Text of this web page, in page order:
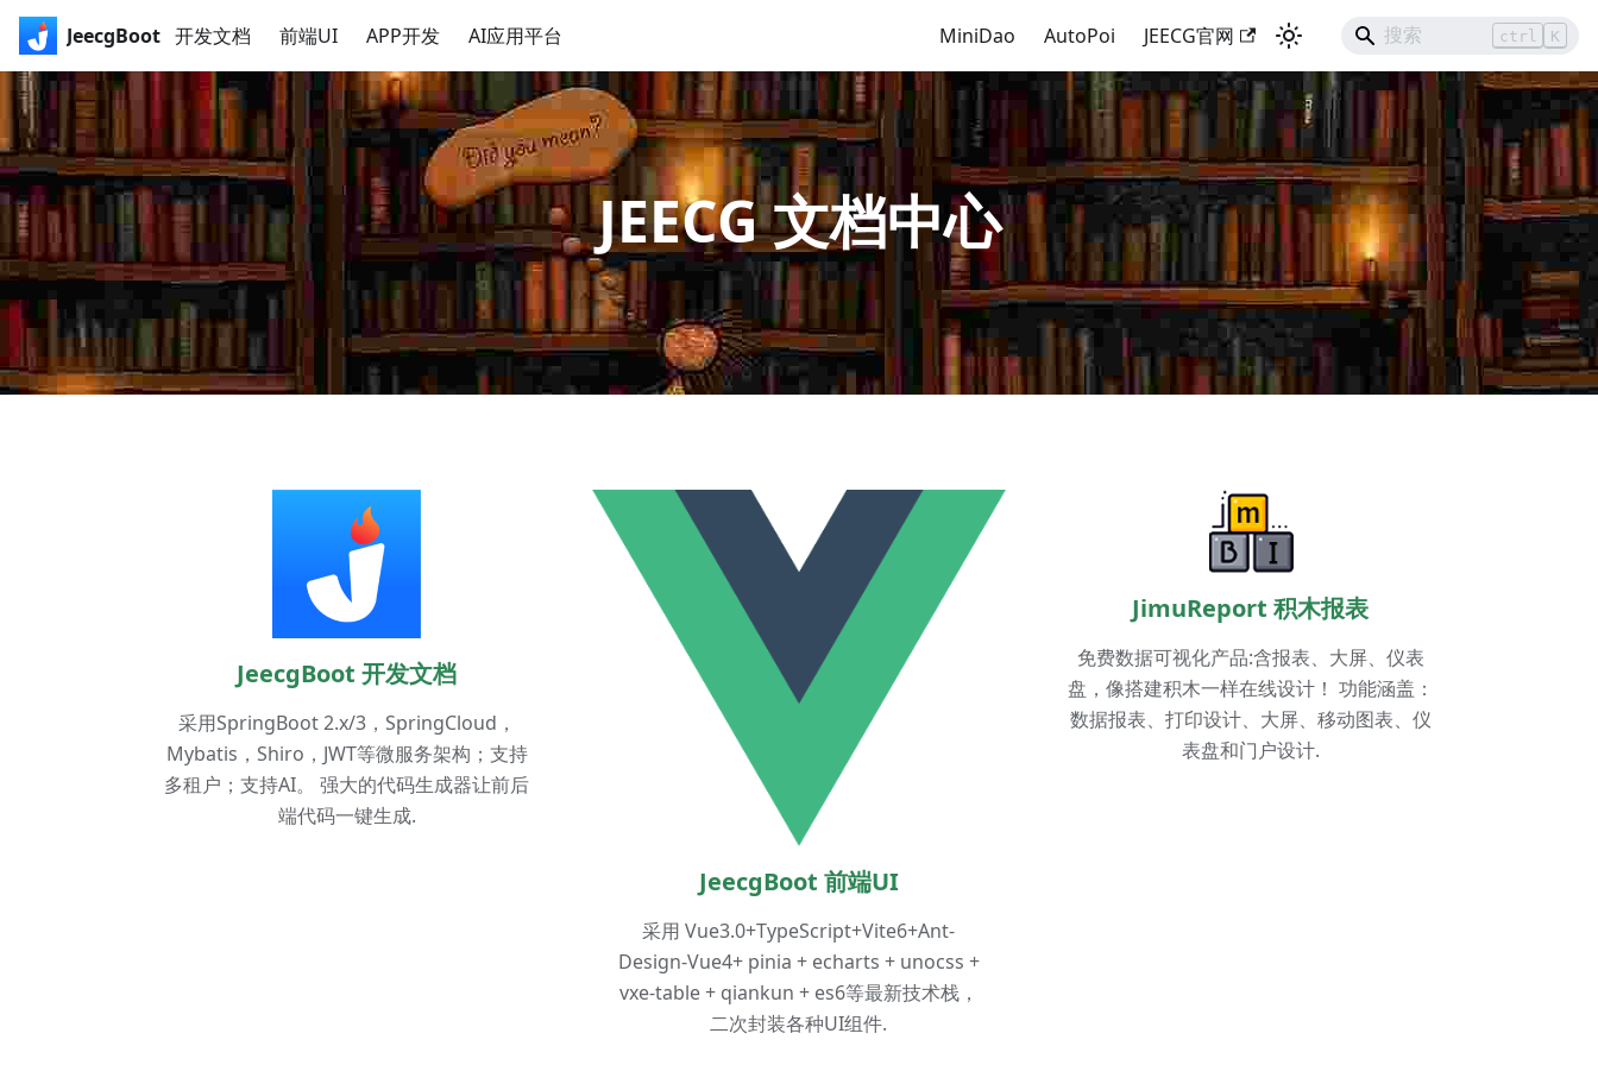
JeecgBoot 开发文档 前端UI APP开发 AI应用平台 MiniDao AutoPoi JEECG官网 ctrl K
JEECG 文档中心
JeecgBoot 开发文档
采用SpringBoot 2.x/3，SpringCloud，
Mybatis，Shiro，JWT等微服务架构；支持
多租户；支持AI。 强大的代码生成器让前后
端代码一键生成.
JeecgBoot 前端UI
采用 Vue3.0+TypeScript+Vite6+Ant-
Design-Vue4+ pinia + echarts + unocss +
vxe-table + qiankun + es6等最新技术栈，
二次封装各种UI组件.
JimuReport 积木报表
免费数据可视化产品:含报表、大屏、仪表
盘，像搭建积木一样在线设计！ 功能涵盖：
数据报表、打印设计、大屏、移动图表、仪
表盘和门户设计.